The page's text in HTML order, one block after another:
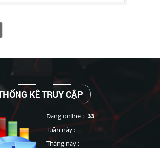
KÊ TRUY CẬP
Đang online : 33
Tuần này :
Tháng này :